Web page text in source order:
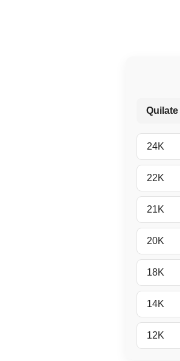
Quilate
24K
22K
21K
20K
18K
14K
12K